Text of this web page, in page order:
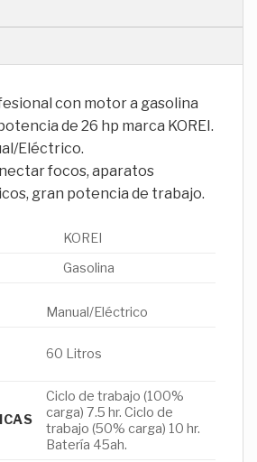
con motor a gasolina
de 26 hp marca KOREI.
Eléctrico.
focos, aparatos
gran potencia de trabajo.
KOREI
Gasolina
Manual/Eléctrico
60 Litros
Ciclo de trabajo (100%
carga) 7.5 hr. Ciclo de
trabajo (50% carga) 10 hr.
Batería 45ah.